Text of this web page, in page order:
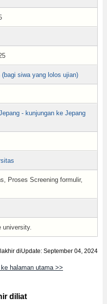
siwa yang lolos ujian)
- kunjungan ke Jepang
Proses Screening formulir,
university.
diUpdate: September 04, 2024
halaman utama >>
diliat